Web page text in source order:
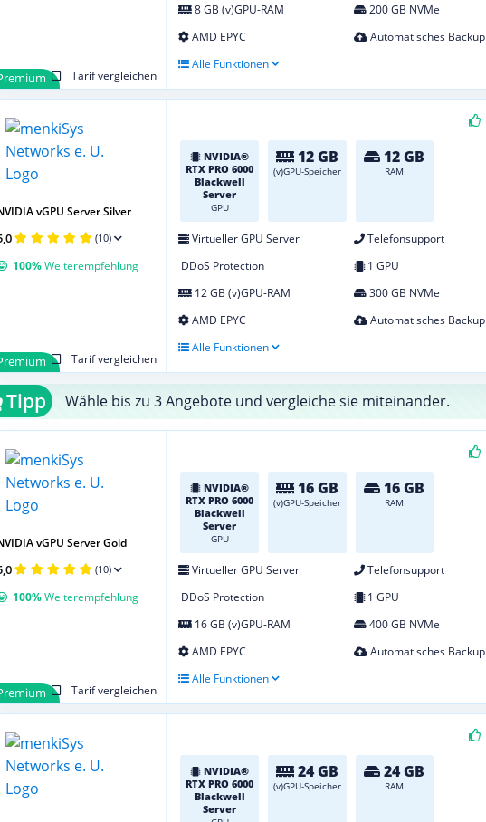
8 GB (v)GPU-RAM
200 GB NVMe
AMD EPYC
Automatisches Backup
Alle Funktionen
Tarif vergleichen
NVIDIA®
RTX PRO 6000
Blackwell
Server
GPU
12 GB
(v)GPU-Speicher
12 GB
RAM
Virtueller GPU Server
Telefonsupport
DDoS Protection
1 GPU
12 GB (v)GPU-RAM
300 GB NVMe
AMD EPYC
Automatisches Backup
Alle Funktionen
Tarif vergleichen
vGPU Server Silver
(10)
100%Weiterempfehlung
Tipp Wähle bis zu 3 Angebote und vergleiche sie miteinander.
NVIDIA®
RTX PRO 6000
Blackwell
Server
GPU
16 GB
(v)GPU-Speicher
16 GB
RAM
Virtueller GPU Server
Telefonsupport
DDoS Protection
1 GPU
16 GB (v)GPU-RAM
400 GB NVMe
AMD EPYC
Automatisches Backup
Alle Funktionen
Tarif vergleichen
vGPU Server Gold
(10)
100%Weiterempfehlung
NVIDIA®
RTX PRO 6000
Blackwell
Server
24 GB
(v)GPU-Speicher
24 GB
RAM